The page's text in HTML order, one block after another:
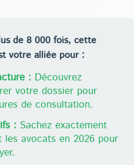
de 8 000 fois, cette
votre alliée pour :
: Découvrez
votre dossier pour
de consultation.
: Sachez exactement
les avocats en 2026 pour